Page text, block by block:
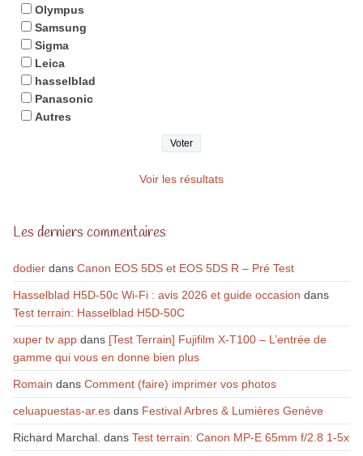
Olympus
Samsung
Sigma
Leica
hasselblad
Panasonic
Autres
Voir les résultats
Les derniers commentaires
dodierdans Canon EOS 5DS et EOS 5DS R – Pré Test
Hasselblad H5D-50c Wi-Fi : avis 2026 et guide occasion dans
Test terrain: Hasselblad H5D-50C
xuper tv appdans [Test Terrain] Fujifilm X-T100 – L’entrée de
gamme qui vous en donne bien plus
Romain dans Comment (faire) imprimer vos photos
celuapuestas-ar.esdans Festival Arbres & Lumières Genève
Richard Marchal. dans Test terrain: Canon MP-E 65mm f/2.8 1-5x